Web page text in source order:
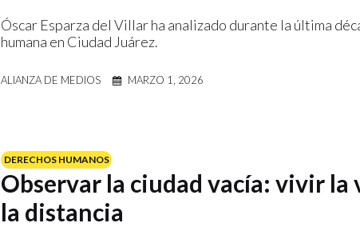
Óscar Esparza del Villar ha analizado durante la última
humana en Ciudad Juárez.
ALIANZA DE MEDIOS MARZO 1, 2026
DERECHOS HUMANOS
Observar la ciudad vacía: vivir la
la distancia